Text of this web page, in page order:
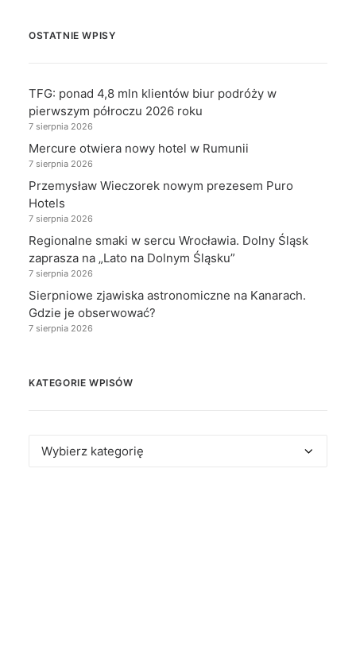
OSTATNIE WPISY
TFG: ponad 4,8 mln klientów biur podróży w
pierwszym półroczu 2026 roku
7 sierpnia 2026
Mercure otwiera nowy hotel w Rumunii
7 sierpnia 2026
Przemysław Wieczorek nowym prezesem Puro
Hotels
7 sierpnia 2026
Regionalne smaki w sercu Wrocławia. Dolny Śląsk
zaprasza na „Lato na Dolnym Śląsku”
7 sierpnia 2026
Sierpniowe zjawiska astronomiczne na Kanarach.
Gdzie je obserwować?
7 sierpnia 2026
KATEGORIE WPISÓW
Kategorie